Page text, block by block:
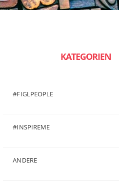
KATEGORIEN
#FIGLPEOPLE
#INSPIREME
ANDERE